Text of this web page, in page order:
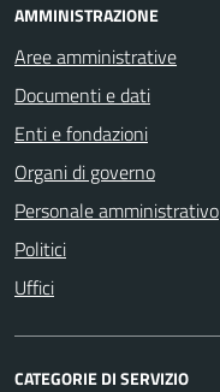
AMMINISTRAZIONE
Aree amministrative
Documenti e dati
Enti e fondazioni
Organi di governo
Personale amministrativo
Politici
Uffici
CATEGORIE DI SERVIZIO